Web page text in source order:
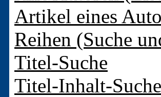
Artikel eines
Reihen (Suche
Titel-Suche
Titel-Inhalt-